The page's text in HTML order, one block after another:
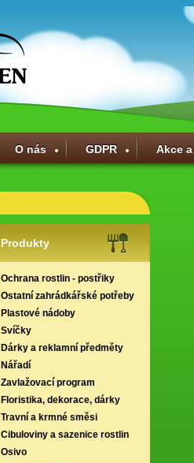
O nás GDPR Akce
Produkty
Ochrana rostlin - postřiky
Ostatní zahrádkářské potřeby
Plastové nádoby
Svíčky
Dárky a reklamní předměty
Nářadí
Zavlažovací program
Floristika, dekorace, dárky
Travní a krmné směsi
Cibuloviny a sazenice rostlin
Osivo